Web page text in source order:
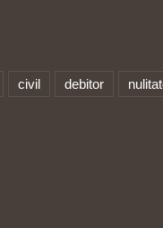
civil debitor